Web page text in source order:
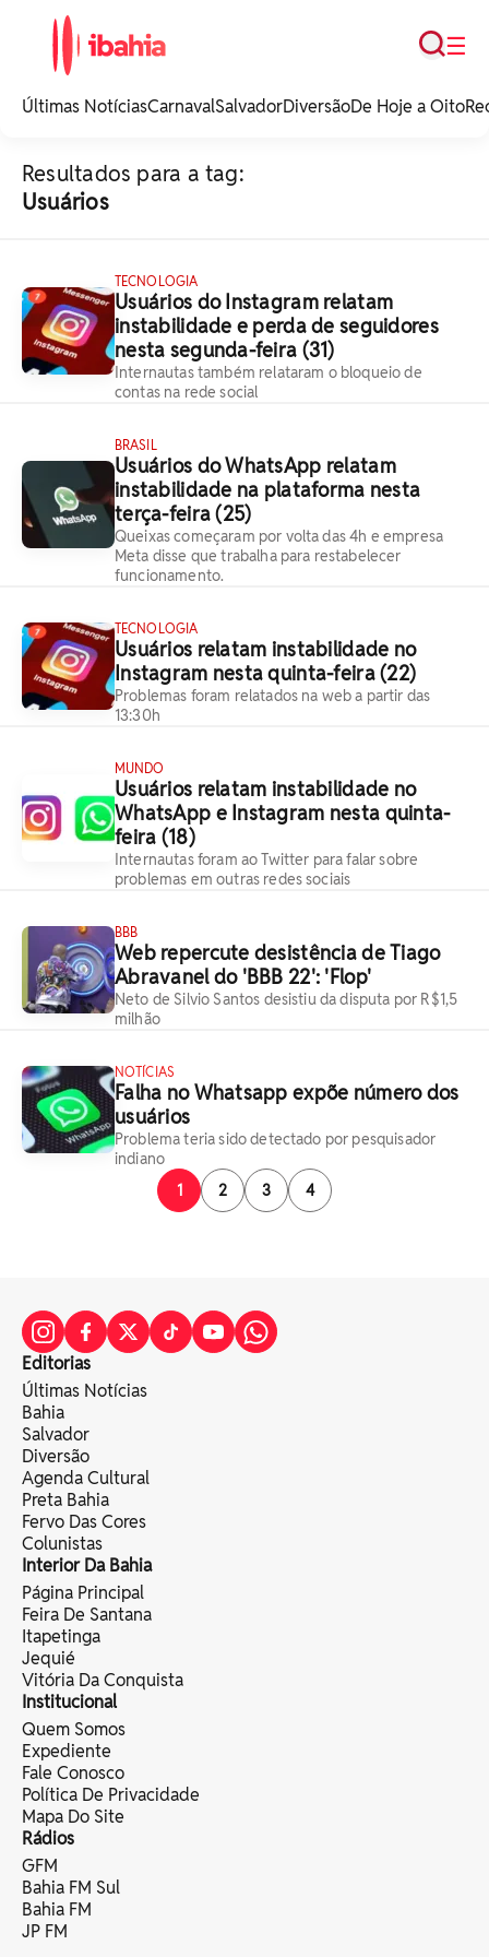
noticias e
☰
Busca
Últimas NotíciasCarnavalSalvadorDiversãoDe Hoje a Oito
Resultados para a tag:
Usuários
TECNOLOGIA
Usuários do Instagram relatam
instabilidade e perda de seguidores
nesta segunda-feira (31)
Internautas também relataram o bloqueio de
contas na rede social
BRASIL
Usuários do WhatsApp relatam
instabilidade na plataforma nesta
terça-feira (25)
Queixas começaram por volta das 4h e empresa
Meta disse que trabalha para restabelecer
funcionamento.
TECNOLOGIA
Usuários relatam instabilidade no
Instagram nesta quinta-feira (22)
Problemas foram relatados na web a partir das
13:30h
MUNDO
Usuários relatam instabilidade no
WhatsApp e Instagram nesta quinta-
feira (18)
Internautas foram ao Twitter para falar sobre
problemas em outras redes sociais
BBB
Web repercute desistência de Tiago
Abravanel do 'BBB 22': 'Flop'
Neto de Silvio Santos desistiu da disputa por R$1,5
milhão
NOTÍCIAS
Falha no Whatsapp expõe número dos
usuários
Problema teria sido detectado por pesquisador
indiano
1
2 3 4
Editorias
Últimas Notícias
Bahia
Salvador
Diversão
Agenda Cultural
Preta Bahia
Fervo Das Cores
Colunistas
Interior Da Bahia
Página Principal
Feira De Santana
Itapetinga
Jequié
Vitória Da Conquista
Institucional
Quem Somos
Expediente
Fale Conosco
Política De Privacidade
Mapa Do Site
Rádios
GFM
Bahia FM Sul
Bahia FM
JP FM